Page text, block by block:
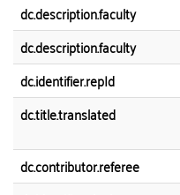
dc.description.faculty
dc.description.faculty
dc.identifier.repId
dc.title.translated
dc.contributor.referee